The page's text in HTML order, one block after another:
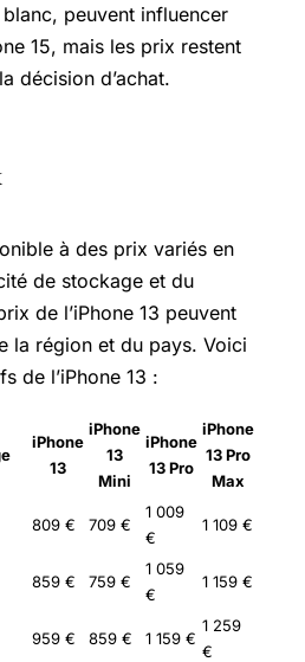
peuvent influencer
15, mais les prix restent
décision d’achat.
à des prix variés en
de stockage et du
de l’iPhone 13 peuvent
la région et du pays. Voici
de l’iPhone 13 :
iPhone
13
iPhone
13
Mini
iPhone
13 Pro
iPhone
13 Pro
Max
809 € 709 €
1 009
€
1 109 €
859 € 759 €
1 059
€
1 159 €
959 € 859 € 1 159 €
1 259
€